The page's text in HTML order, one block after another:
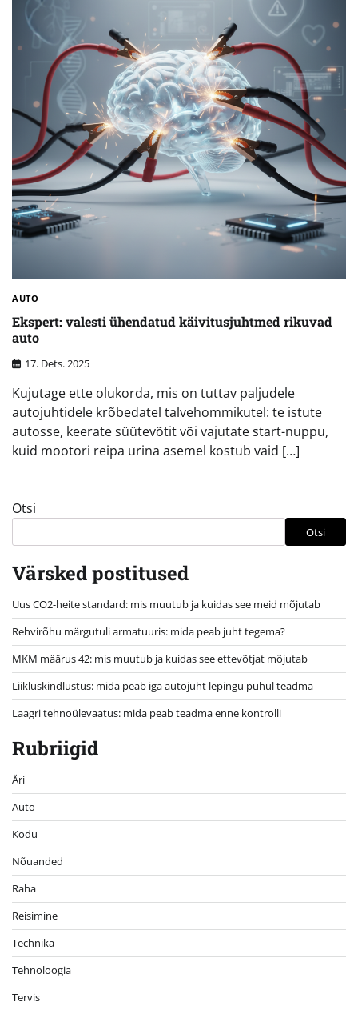
AUTO
Ekspert: valesti ühendatud käivitusjuhtmed rikuvad
auto
17. Dets. 2025
Kujutage ette olukorda, mis on tuttav paljudele
autojuhtidele krõbedatel talvehommikutel: te istute
autosse, keerate süütevõtit või vajutate start-nuppu,
kuid mootori reipa urina asemel kostub vaid […]
Otsi
Otsi
Värsked postitused
Uus CO2-heite standard: mis muutub ja kuidas see meid mõjutab
Rehvirõhu märgutuli armatuuris: mida peab juht tegema?
MKM määrus 42: mis muutub ja kuidas see ettevõtjat mõjutab
Liikluskindlustus: mida peab iga autojuht lepingu puhul teadma
Laagri tehnoülevaatus: mida peab teadma enne kontrolli
Rubriigid
Äri
Auto
Kodu
Nõuanded
Raha
Reisimine
Technika
Tehnoloogia
Tervis